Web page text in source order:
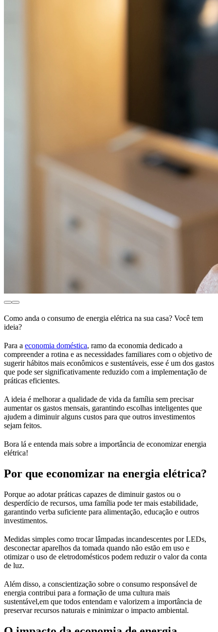
Como anda o consumo de energia elétrica na sua casa? Você tem
ideia?
Para a economia doméstica, ramo da economia dedicado a
compreender a rotina e as necessidades familiares com o objetivo de
sugerir hábitos mais econômicos e sustentáveis, esse é um dos gastos
que pode ser significativamente reduzido com a implementação de
práticas eficientes.
A ideia é melhorar a qualidade de vida da família sem precisar
aumentar os gastos mensais, garantindo escolhas inteligentes que
ajudem a diminuir alguns custos para que outros investimentos
sejam feitos.
Bora lá e entenda mais sobre a importância de economizar energia
elétrica!
Por que economizar na energia elétrica?
Porque ao adotar práticas capazes de diminuir gastos ou o
desperdício de recursos, uma família pode ter mais estabilidade,
garantindo verba suficiente para alimentação, educação e outros
investimentos.
Medidas simples como trocar lâmpadas incandescentes por LEDs,
desconectar aparelhos da tomada quando não estão em uso e
otimizar o uso de eletrodomésticos podem reduzir o valor da conta
de luz.
Além disso, a conscientização sobre o consumo responsável de
energia contribui para a formação de uma cultura mais
sustentável,em que todos entendam e valorizem a importância de
preservar recursos naturais e minimizar o impacto ambiental.